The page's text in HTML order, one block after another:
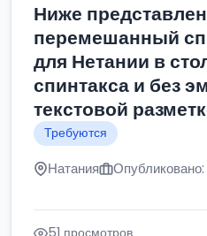
Ниже
перемешанный
для Нетании в
спинтакса и без
текстовой
Требуются
Натания
51 просмотров